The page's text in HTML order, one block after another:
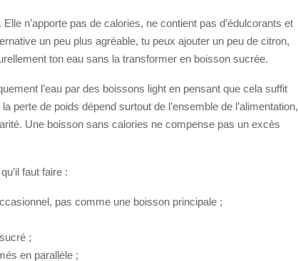
n’apporte pas de calories, ne contient pas d’édulcorants et
un peu plus agréable, tu peux ajouter un peu de citron,
ton eau sans la transformer en boisson sucrée.
l’eau par des boissons light en pensant que cela suffit
perte de poids dépend surtout de l’ensemble de l’alimentation,
Une boisson sans calories ne compense pas un excès
faut faire :
pas comme une boisson principale ;
;
en parallèle ;